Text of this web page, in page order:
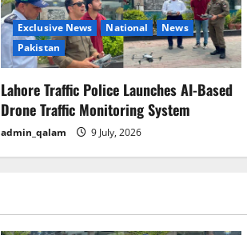
Exclusive News National
News
Pakistan
Lahore Traffic Police Launches AI-Based
Drone Traffic Monitoring System
admin_qalam 9 July, 2026